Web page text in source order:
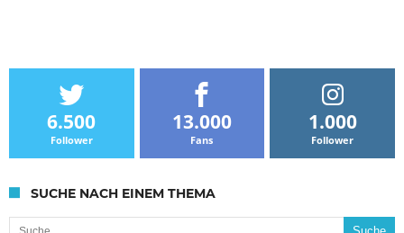
6.500
Follower
13.000
Fans
1.000
Follower
SUCHE NACH EINEM THEMA
Suche nach: